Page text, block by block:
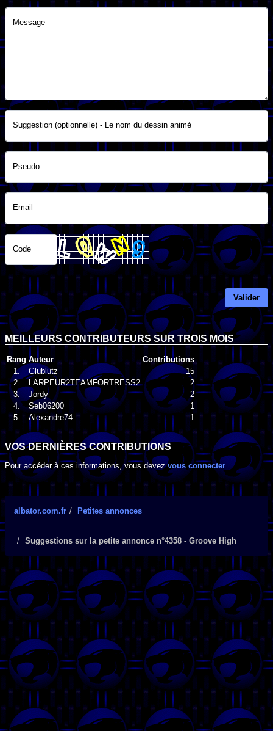
Message
Suggestion (optionnelle) - Le nom du dessin animé
Pseudo
Email
Code
Valider
MEILLEURS CONTRIBUTEURS SUR TROIS MOIS
Rang Auteur
Contributions
1.
Glublutz
15
2.
LARPEUR2TEAMFORTRESS2
2
3.
Jordy
2
4.
Seb06200
1
5.
Alexandre74 1
VOS DERNIÈRES CONTRIBUTIONS
Pour accéder à ces informations, vous devezvous connecter
albator.com.fr Petites annonces
Suggestions sur la petite annonce n°4358 - Groove High